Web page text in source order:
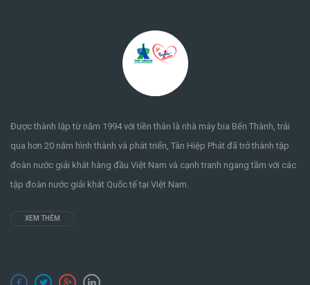
Được thành lập từ năm 1994 với tiền thân là nhà máy bia Bến Thành, trải
qua hơn 20 năm hình thành và phát triển, Tân Hiệp Phát đã trở thành tập
đoàn nước giải khát hàng đầu Việt Nam và cạnh tranh ngang tầm với các
tập đoàn nước giải khát Quốc tế tại Việt Nam.
XEM THÊM